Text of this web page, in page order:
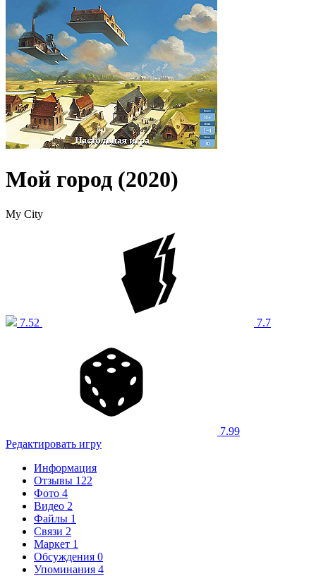
Мой город (2020)
My City
7.52 7.7
7.99
Редактировать игру
Информация
Отзывы 122
Фото 4
Видео 2
Файлы 1
Связи 2
Маркет 1
Обсуждения 0
Упоминания 4